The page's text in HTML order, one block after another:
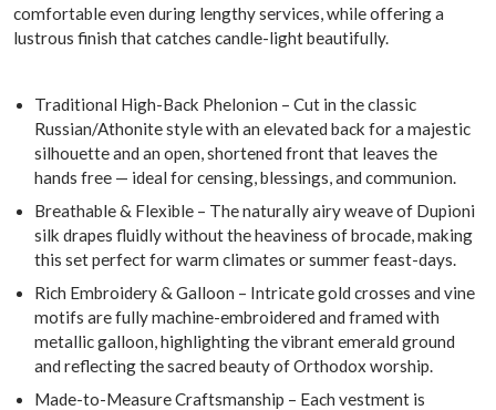
comfortable even during lengthy services, while offering a
lustrous finish that catches candle-light beautifully.
Traditional High-Back Phelonion – Cut in the classic
Russian/Athonite style with an elevated back for a majestic
silhouette and an open, shortened front that leaves the
hands free — ideal for censing, blessings, and communion.
Breathable & Flexible – The naturally airy weave of Dupioni
silk drapes fluidly without the heaviness of brocade, making
this set perfect for warm climates or summer feast-days.
Rich Embroidery & Galloon – Intricate gold crosses and vine
motifs are fully machine-embroidered and framed with
metallic galloon, highlighting the vibrant emerald ground
and reflecting the sacred beauty of Orthodox worship.
Made-to-Measure Craftsmanship – Each vestment is